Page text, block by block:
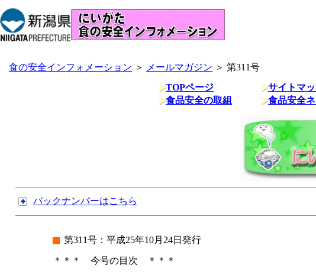
食の安全インフォメーション ＞ メールマガジン ＞ 第311号
TOPページ
サイトマ
食品安全の取組
食品安全
バックナンバーはこちら
第311号：平成25年10月24日発行
＊＊＊ 今号の目次 ＊＊＊